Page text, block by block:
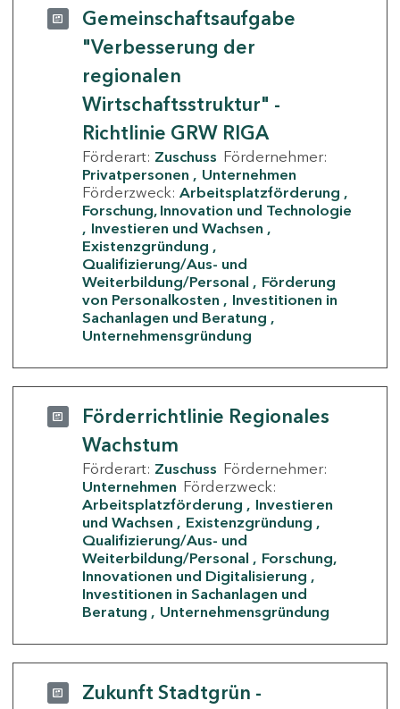
Gemeinschaftsaufgabe
"Verbesserung der
regionalen
Wirtschaftsstruktur" -
Richtlinie GRW RIGA
Förderart: Zuschuss Fördernehmer:
Privatpersonen
Unternehmen
Förderzweck: Arbeitsplatzförderung
Forschung, Innovation und Technologie
Investieren und Wachsen
Existenzgründung
Qualifizierung/Aus- und
Weiterbildung/Personal
Förderung
von Personalkosten
Investitionen in
Sachanlagen und Beratung
Unternehmensgründung
Förderrichtlinie Regionales
Wachstum
Förderart: Zuschuss Fördernehmer:
Unternehmen Förderzweck:
Arbeitsplatzförderung
Investieren
und Wachsen
Existenzgründung
Qualifizierung/Aus- und
Weiterbildung/Personal
Forschung,
Innovationen und Digitalisierung
Investitionen in Sachanlagen und
Beratung
Unternehmensgründung
Zukunft Stadtgrün -